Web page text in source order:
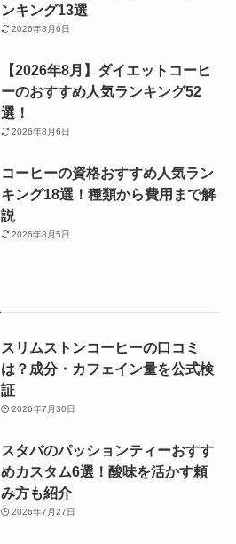
ンキング13選
2026年8月6日
【2026年8月】ダイエットコーヒ
ーのおすすめ人気ランキング52
選！
2026年8月6日
コーヒーの資格おすすめ人気ラン
キング18選！種類から費用まで解
説
2026年8月5日
スリムストンコーヒーの口コミ
は？成分・カフェイン量を公式検
証
2026年7月30日
スタバのパッションティーおすす
めカスタム6選！酸味を活かす頼
み方も紹介
2026年7月27日